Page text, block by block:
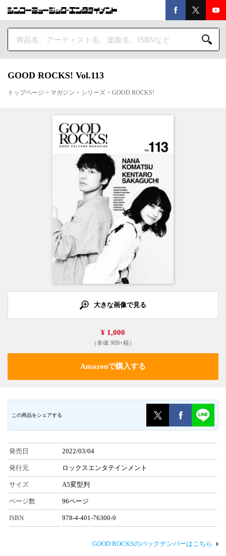
GOOD ROCKS! Vol.113
トップページ > マガジン > シリーズ > GOOD ROCKS!
大きな画像で見る
¥ 1,000
（本体 909+税）
Amazonで購入する
この商品をシェアする
発売日 2022/03/04
発行元 ロックスエンタテインメント
サイズ A5変型判
ページ数 96ページ
ISBN 978-4-401-76300-9
GOOD ROCKSのバックナンバーはこちら